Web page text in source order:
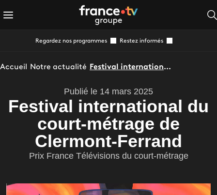
Regardez nos programmes Restez informés
Accueil Notre actualité Festival international du court-métrage de Clermont-Ferrand
Publié le 14 mars 2025
Festival international du
court-métrage de
Clermont-Ferrand
Prix France Télévisions du court-métrage